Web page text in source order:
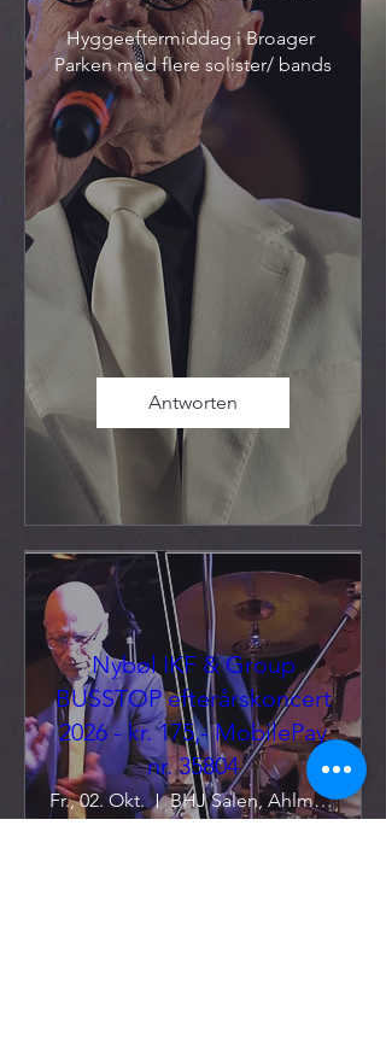
Hyggeeftermiddag i Broager
Parken med flere solister/ bands
Antworten
Nybøl IKF & Group
BUSSTOP efterårskoncert
2026 - kr. 175,- MobilePay
nr. 35804
Fr., 02. Okt. BHJ Salen, Ahlmannsparken, Gråsten